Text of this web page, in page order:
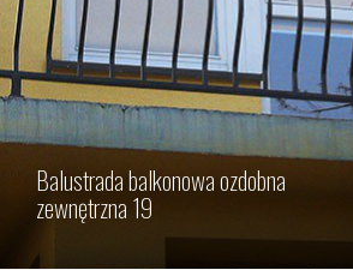
Balustrada balkonowa ozdobna
zewnętrzna 19